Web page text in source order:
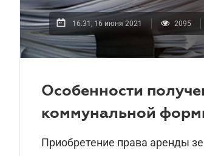
16.31, 16 июня 2021 2095
Особенности
коммунальной
Приобретение права аренды